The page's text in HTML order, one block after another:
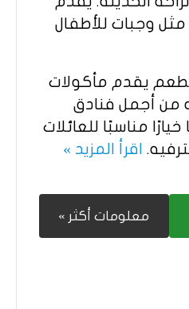
وجبات للأطفال
يقدم مأكولات
من أجمل فنادق
وأيضًا خيارًا مناسبًا للعائلات
اقرأ المزيد »
معلومات أكثر »